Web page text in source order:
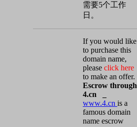
需要5个工作
日。
If you would like
to purchase this
domain name,
please click here
to make an offer.
Escrow through
4.cn _
www.4.cn is a
famous domain
name escrow